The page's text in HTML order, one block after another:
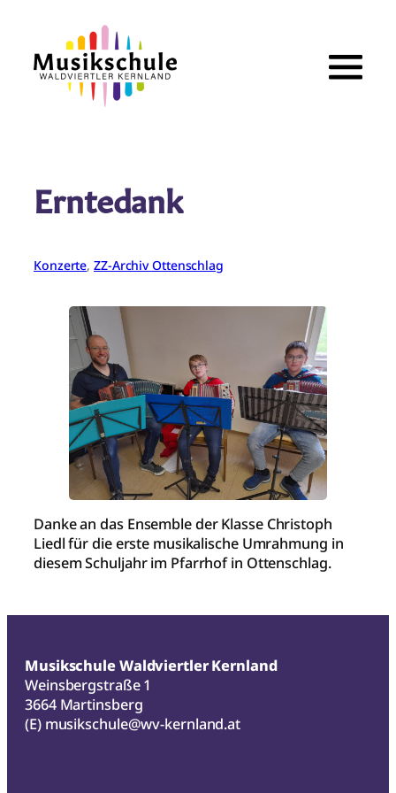
springen
Erntedank
Konzerte, ZZ-Archiv Ottenschlag
Danke an das Ensemble der Klasse Christoph
Liedl für die erste musikalische Umrahmung in
diesem Schuljahr im Pfarrhof in Ottenschlag.
Musikschule Waldviertler Kernland
Weinsbergstraße 1
3664 Martinsberg
(E) musikschule@wv-kernland.at